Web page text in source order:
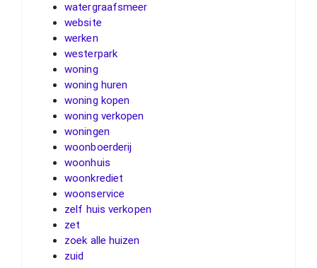
watergraafsmeer
website
werken
westerpark
woning
woning huren
woning kopen
woning verkopen
woningen
woonboerderij
woonhuis
woonkrediet
woonservice
zelf huis verkopen
zet
zoek alle huizen
zuid